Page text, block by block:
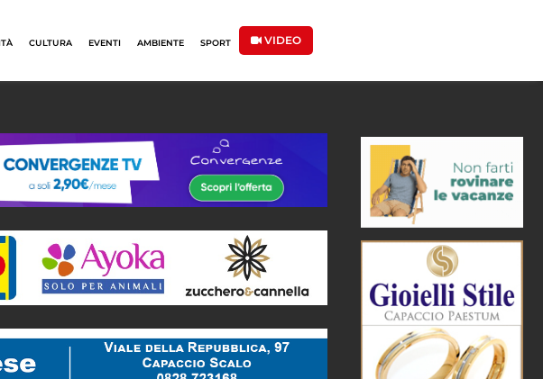
CULTURA EVENTI AMBIENTE SPORT VIDEO